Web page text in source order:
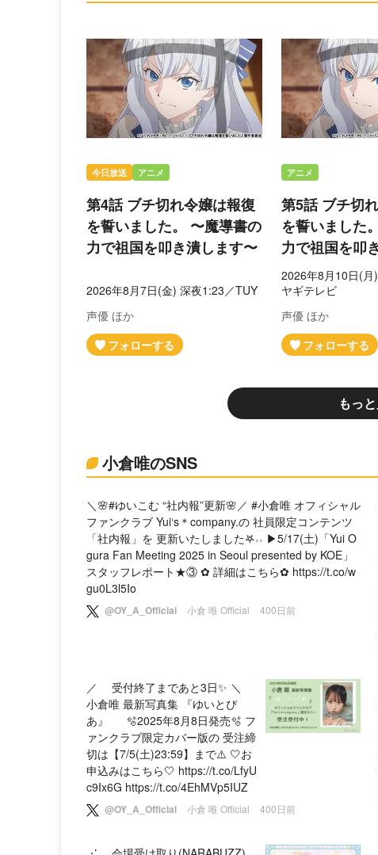
今日放送 アニメ
第4話 ブチ切れ令嬢は報復
を誓いました。 〜魔導書の
力で祖国を叩き潰します〜
2026年8月7日(金) 深夜1:23／TUY
声優 ほか
アニメ
第5話 ブチ切
を誓いました
力で祖国を叩
2026年8月10日(月
ヤギテレビ
声優 ほか
もっ
小倉唯のSNS
＼🌸#ゆいこむ “社内報”更新🌸／ #小倉唯 オフィシャル
ファンクラブ Yui‘s＊company.の 社員限定コンテンツ
「社内報」を 更新いたしました𖤐˒˒ ▶5/17(土)「Yui O
gura Fan Meeting 2025 in Seoul presented by KOE」
スタッフレポート★③ ✿ 詳細はこちら✿ https://t.co/w
gu0L3l5Io
@OY_A_Official 小倉 唯 Official 400日前
／ 受付終了まであと3日✨ ＼
小倉唯 最新写真集 『ゆいとぴ
あ』 🫧2025年8月8日発売🫧 フ
ァンクラブ限定カバー版の 受注締
切は【7/5(土)23:59】まで⚠️ 🤍お
申込みはこちら🤍 https://t.co/LfyU
c9Ix6G https://t.co/4EhMVp5IUZ
@OY_A_Official 小倉 唯 Official 400日前